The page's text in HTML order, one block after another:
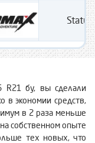
R21 бу, вы сделали
в экономии средств,
в 2 раза меньше
собственном опыте
тех новых, что